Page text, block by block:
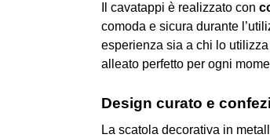
Il cavatappi è realizzato con
comoda e sicura durante
esperienza sia a chi lo
alleato perfetto per ogni
Design curato e
La scatola decorativa in